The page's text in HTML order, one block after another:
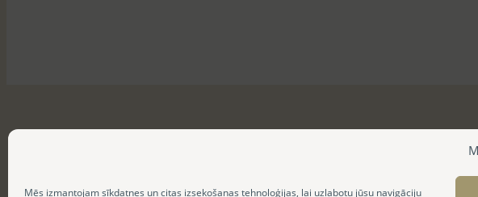
Mēs izmantojam sīkdatnes un citas izsekošanas tehnoloģijas, lai uzlabotu jūsu navigāciju